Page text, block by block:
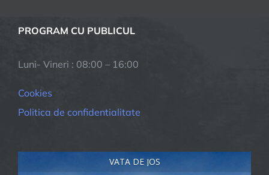
PROGRAM CU PUBLICUL
Luni- Vineri : 08:00 – 16:00
Cookies
Politica de confidentialitate
VATA DE JOS